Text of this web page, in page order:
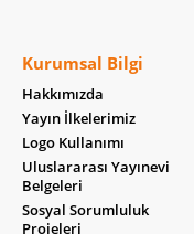
Kurumsal Bilgi
Hakkımızda
Yayın İlkelerimiz
Logo Kullanımı
Uluslararası Yayınevi
Belgeleri
Sosyal Sorumluluk
Projeleri